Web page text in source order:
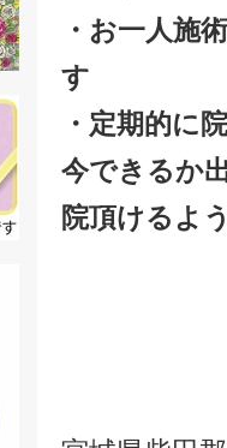
・お一人施
す
・定期的に
今できるか
院頂けるよ